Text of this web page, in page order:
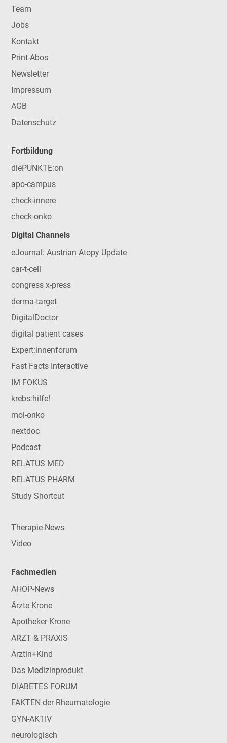
Team
Jobs
Kontakt
Print-Abos
Newsletter
Impressum
AGB
Datenschutz
Fortbildung
diePUNKTE:on
apo-campus
check-innere
check-onko
Digital Channels
eJournal: Austrian Atopy Update
car-t-cell
congress x-press
derma-target
DigitalDoctor
digital patient cases
Expert:innenforum
Fast Facts Interactive
IM FOKUS
krebs:hilfe!
mol-onko
nextdoc
Podcast
RELATUS MED
RELATUS PHARM
Study Shortcut
Therapie News
Video
Fachmedien
AHOP-News
Ärzte Krone
Apotheker Krone
ARZT & PRAXIS
Ärztin+Kind
Das Medizinprodukt
DIABETES FORUM
FAKTEN der Rheumatologie
GYN-AKTIV
neurologisch